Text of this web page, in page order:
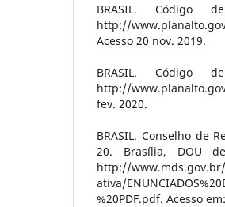
BRASIL. Código
http://
Acesso 20 nov. 2019.
BRASIL. Código
http://
fev. 2020.
BRASIL. Conselho de
20. Brasília, DOU
http://
ativa/
%20PDF.pdf. Acesso